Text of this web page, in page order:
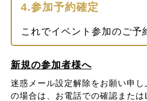
4.参加予約確定
これでイベント参加のご予
新規の参加者様へ
迷惑メール設定解除をお願い申
の場合は、お電話での確認また